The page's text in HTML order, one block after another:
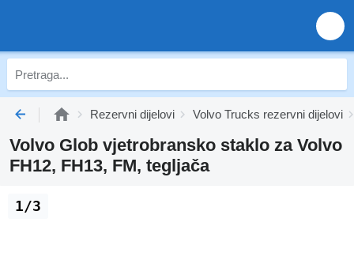
Rezervni dijelovi Volvo Trucks rezervni dijelovi
Volvo Glob vjetrobransko staklo za Volvo
FH12, FH13, FM, tegljača
1/3